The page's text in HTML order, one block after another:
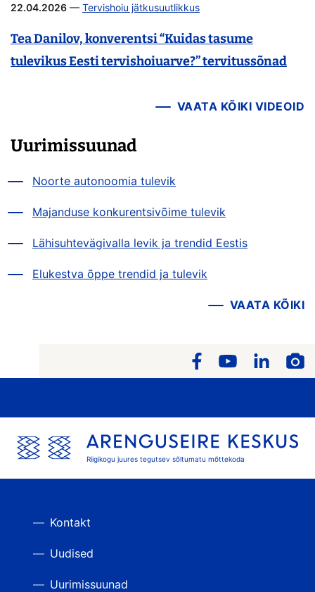
22.04.2026 — Tervishoiu jätkusuutlikkus
Tea Danilov, konverentsi “Kuidas tasume
tulevikus Eesti tervishoiuarve?” tervitussõnad
VAATA KÕIKI VIDEOID
Uurimissuunad
Noorte autonoomia tulevik
Majanduse konkurentsivõime tulevik
Lähisuhtevägivalla levik ja trendid Eestis
Elukestva õppe trendid ja tulevik
VAATA KÕIKI
Riigikogu juures tegutsev sõltumatu mõttekoda
Kontakt
Uudised
Uurimissuunad